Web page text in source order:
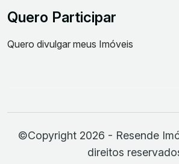
Quero Participar
Quero divulgar meus Imóveis
©Copyright 2026 - Resende
direitos